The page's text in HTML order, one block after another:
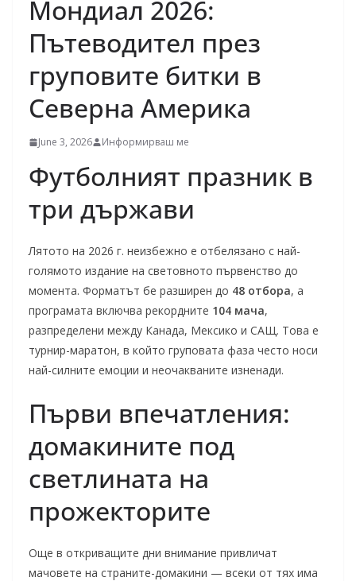
Мондиал 2026:
Пътеводител през
груповите битки в
Северна Америка
June 3, 2026 Информирваш ме
Футболният празник в
три държави
Лятото на 2026 г. неизбежно е отбелязано с най-
голямото издание на световното първенство до
момента. Форматът бе разширен до 48 отбора, а
програмата включва рекордните 104 мача,
разпределени между Канада, Мексико и САЩ. Това е
турнир-маратон, в който груповата фаза често носи
най-силните емоции и неочакваните изненади.
Първи впечатления:
домакините под
светлината на
прожекторите
Още в откриващите дни внимание привличат
мачовете на страните-домакини — всеки от тях има